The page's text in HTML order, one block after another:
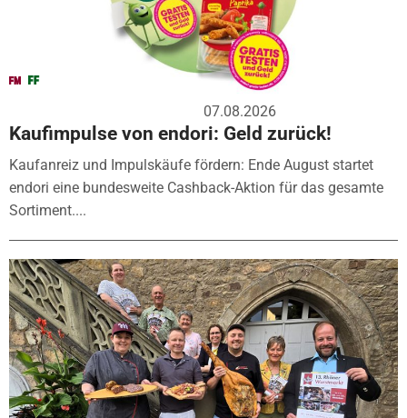
07.08.2026
Kaufimpulse von endori: Geld zurück!
Kaufanreiz und Impulskäufe fördern: Ende August startet
endori eine bundesweite Cashback-Aktion für das gesamte
Sortiment....